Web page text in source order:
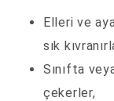
Elleri ve
sık
Sınıfta
çekerler,